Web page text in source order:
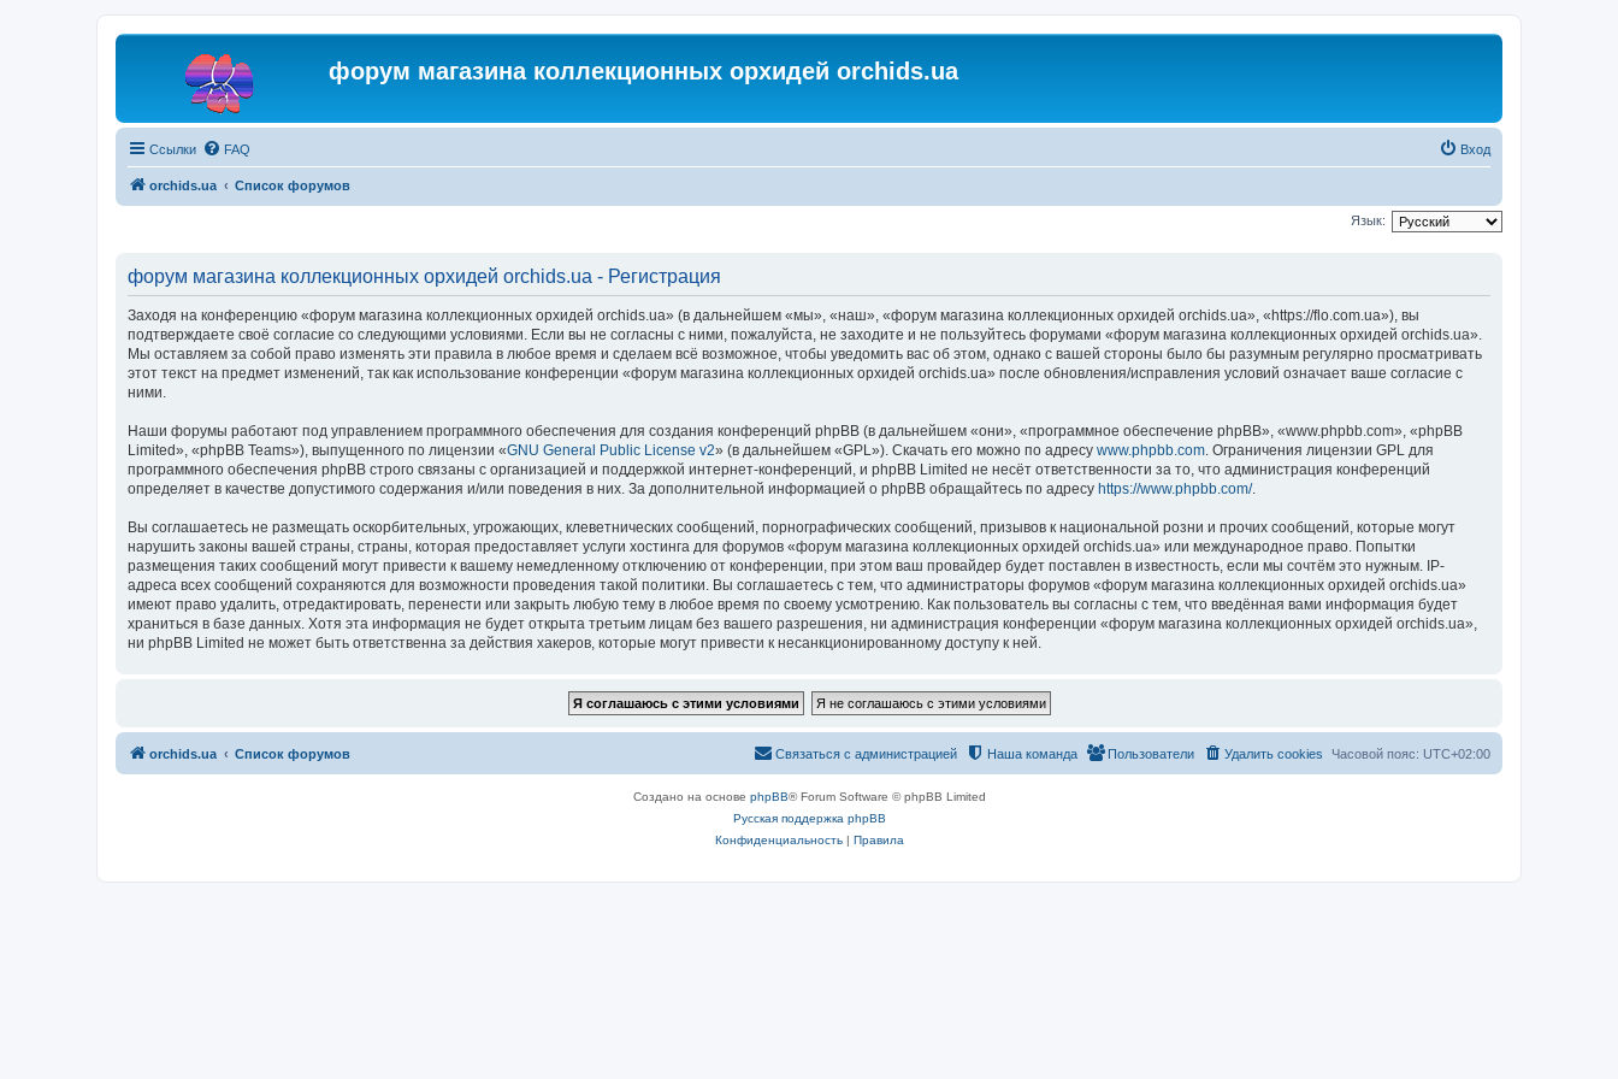
форум магазина коллекционных орхидей orchids.ua
Ссылки FAQ Вход
orchids.ua Список форумов
Язык:
форум магазина коллекционных орхидей orchids.ua - Регистрация
Заходя на конференцию «форум магазина коллекционных орхидей orchids.ua» (в дальнейшем «мы», «наш», «форум магазина коллекционных орхидей orchids.ua», «https://flo.com.ua»), вы
подтверждаете своё согласие со следующими условиями. Если вы не согласны с ними, пожалуйста, не заходите и не пользуйтесь форумами «форум магазина коллекционных орхидей orchids.ua».
Мы оставляем за собой право изменять эти правила в любое время и сделаем всё возможное, чтобы уведомить вас об этом, однако с вашей стороны было бы разумным регулярно просматривать
этот текст на предмет изменений, так как использование конференции «форум магазина коллекционных орхидей orchids.ua» после обновления/исправления условий означает ваше согласие с
ними.
Наши форумы работают под управлением программного обеспечения для создания конференций phpBB (в дальнейшем «они», «программное обеспечение phpBB», «www.phpbb.com», «phpBB
Limited», «phpBB Teams»), выпущенного по лицензии «GNU General Public License v2» (в дальнейшем «GPL»). Скачать его можно по адресу www.phpbb.com . Ограничения лицензии GPL для
программного обеспечения phpBB строго связаны с организацией и поддержкой интернет-конференций, и phpBB Limited не несёт ответственности за то, что администрация конференций
определяет в качестве допустимого содержания и/или поведения в них. За дополнительной информацией о phpBB обращайтесь по адресу https://www.phpbb.com/.
Вы соглашаетесь не размещать оскорбительных, угрожающих, клеветнических сообщений, порнографических сообщений, призывов к национальной розни и прочих сообщений, которые могут
нарушить законы вашей страны, страны, которая предоставляет услуги хостинга для форумов «форум магазина коллекционных орхидей orchids.ua» или международное право. Попытки
размещения таких сообщений могут привести к вашему немедленному отключению от конференции, при этом ваш провайдер будет поставлен в известность, если мы сочтём это нужным. IP-
адреса всех сообщений сохраняются для возможности проведения такой политики. Вы соглашаетесь с тем, что администраторы форумов «форум магазина коллекционных орхидей orchids.ua»
имеют право удалить, отредактировать, перенести или закрыть любую тему в любое время по своему усмотрению. Как пользователь вы согласны с тем, что введённая вами информация будет
храниться в базе данных. Хотя эта информация не будет открыта третьим лицам без вашего разрешения, ни администрация конференции «форум магазина коллекционных орхидей orchids.ua»,
ни phpBB Limited не может быть ответственна за действия хакеров, которые могут привести к несанкционированному доступу к ней.
orchids.ua Список форумов Часовой пояс: UTC+02:00
Удалить cookies
Пользователи
Наша команда
Связаться с администрацией
Создано на основе phpBB® Forum Software © phpBB Limited
Русская поддержка phpBB
Конфиденциальность| Правила